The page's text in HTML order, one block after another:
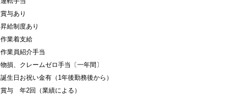
賞与あり
昇給制度あり
作業着支給
作業員紹介手当
物損、クレームゼロ手当〔一年間〕
誕生日お祝い金有（1年後勤務後から）
賞与 年2回（業績による）